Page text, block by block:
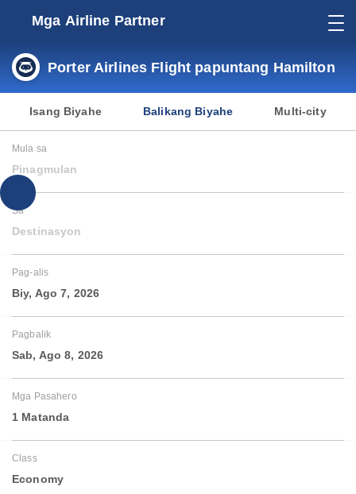
Mga Airline Partner
Porter Airlines Flight papuntang Hamilton
Isang Biyahe Balikang Biyahe Multi-city
Mula sa
Pinagmulan
Sa
Destinasyon
Pag-alis
Biy, Ago 7, 2026
Pagbalik
Sab, Ago 8, 2026
Mga Pasahero
1 Matanda
Class
Economy